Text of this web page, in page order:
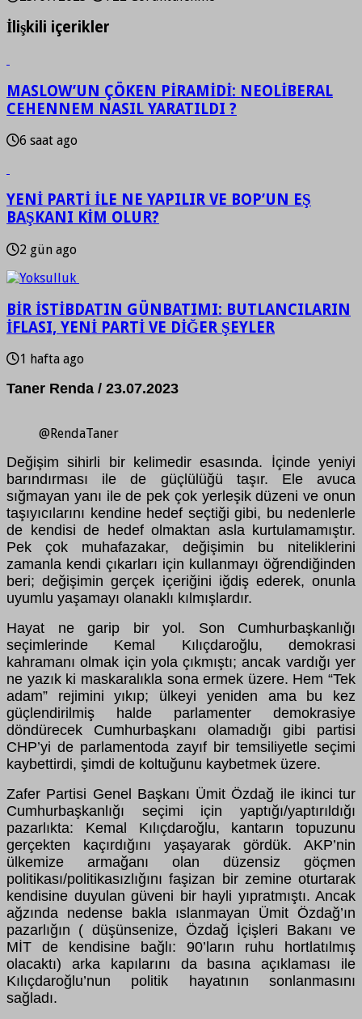
İlişkili içerikler
MASLOW’UN ÇÖKEN PİRAMİDİ: NEOLİBERAL
CEHENNEM NASIL YARATILDI ?
6 saat ago
YENİ PARTİ İLE NE YAPILIR VE BOP’UN EŞ
BAŞKANI KİM OLUR?
2 gün ago
BİR İSTİBDATIN GÜNBATIMI: BUTLANCILARIN
İFLASI, YENİ PARTİ VE DİĞER ŞEYLER
1 hafta ago
Taner Renda / 23.07.2023
@RendaTaner
Değişim sihirli bir kelimedir esasında. İçinde yeniyi
barındırması ile de güçlülüğü taşır. Ele avuca
sığmayan yanı ile de pek çok yerleşik düzeni ve onun
taşıyıcılarını kendine hedef seçtiği gibi, bu nedenlerle
de kendisi de hedef olmaktan asla kurtulamamıştır.
Pek çok muhafazakar, değişimin bu niteliklerini
zamanla kendi çıkarları için kullanmayı öğrendiğinden
beri; değişimin gerçek içeriğini iğdiş ederek, onunla
uyumlu yaşamayı olanaklı kılmışlardır.
Hayat ne garip bir yol. Son Cumhurbaşkanlığı
seçimlerinde Kemal Kılıçdaroğlu, demokrasi
kahramanı olmak için yola çıkmıştı; ancak vardığı yer
ne yazık ki maskaralıkla sona ermek üzere. Hem “Tek
adam” rejimini yıkıp; ülkeyi yeniden ama bu kez
güçlendirilmiş halde parlamenter demokrasiye
döndürecek Cumhurbaşkanı olamadığı gibi partisi
CHP’yi de parlamentoda zayıf bir temsiliyetle seçimi
kaybettirdi, şimdi de koltuğunu kaybetmek üzere.
Zafer Partisi Genel Başkanı Ümit Özdağ ile ikinci tur
Cumhurbaşkanlığı seçimi için yaptığı/yaptırıldığı
pazarlıkta: Kemal Kılıçdaroğlu, kantarın topuzunu
gerçekten kaçırdığını yaşayarak gördük. AKP’nin
ülkemize armağanı olan düzensiz göçmen
politikası/politikasızlığını faşizan bir zemine oturtarak
kendisine duyulan güveni bir hayli yıpratmıştı. Ancak
ağzında nedense bakla ıslanmayan Ümit Özdağ’ın
pazarlığın ( düşünsenize, Özdağ İçişleri Bakanı ve
MİT de kendisine bağlı: 90’ların ruhu hortlatılmış
olacaktı) arka kapılarını da basına açıklaması ile
Kılıçdaroğlu’nun politik hayatının sonlanmasını
sağladı.